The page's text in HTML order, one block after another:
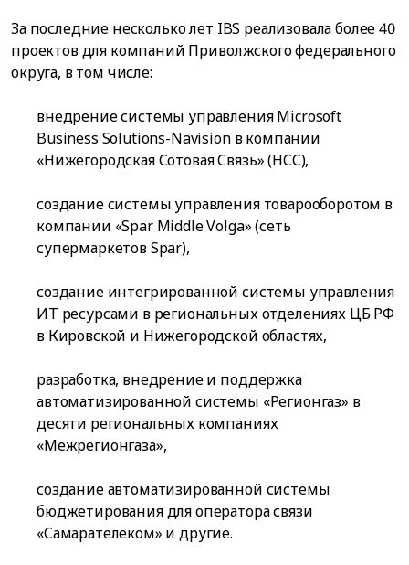
За последние несколько лет IBS реализовала более 40
проектов для компаний Приволжского федерального
округа, в том числе:
внедрение системы управления Microsoft
Business Solutions-Navision в компании
«Нижегородская Сотовая Связь» (НСС),
создание системы управления товарооборотом в
компании «Spar Middle Volga» (сеть
супермаркетов Spar),
создание интегрированной системы управления
ИТ ресурсами в региональных отделениях ЦБ РФ
в Кировской и Нижегородской областях,
разработка, внедрение и поддержка
автоматизированной системы «Регионгаз» в
десяти региональных компаниях
«Межрегионгаза»,
создание автоматизированной системы
бюджетирования для оператора связи
«Самарателеком» и другие.